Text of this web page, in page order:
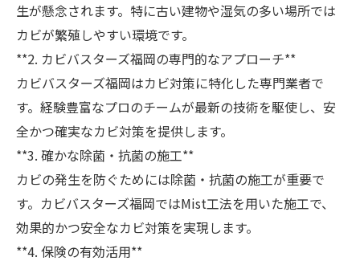
生が懸念されます。特に古い建物や湿気の多い場所では
カビが繁殖しやすい環境です。
**2. カビバスターズ福岡の専門的なアプローチ**
カビバスターズ福岡はカビ対策に特化した専門業者で
す。経験豊富なプロのチームが最新の技術を駆使し、安
全かつ確実なカビ対策を提供します。
**3. 確かな除菌・抗菌の施工**
カビの発生を防ぐためには除菌・抗菌の施工が重要で
す。カビバスターズ福岡ではMist工法を用いた施工で、
効果的かつ安全なカビ対策を実現します。
**4. 保険の有効活用**